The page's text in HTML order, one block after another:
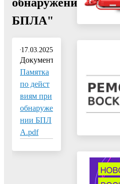
БПЛА"
17.03.2025
Документ:
Памятка
по дейст
виям при
обнаруже
нии БПЛ
А.pdf